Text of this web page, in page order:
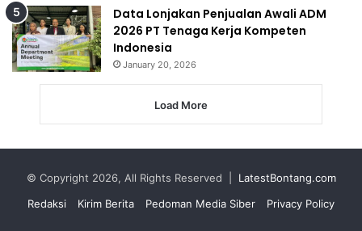
Data Lonjakan Penjualan Awali ADM
2026 PT Tenaga Kerja Kompeten
Indonesia
January 20, 2026
Load More
© Copyright 2026, All Rights Reserved | LatestBontang.com
Redaksi
Kirim Berita Pedoman Media Siber Privacy Policy